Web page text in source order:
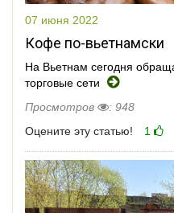
07 июня 2022
Кофе по-вьетнамски
На Вьетнам сегодня
торговые сети
Просмотров
: 948
Оцените эту статью!
1